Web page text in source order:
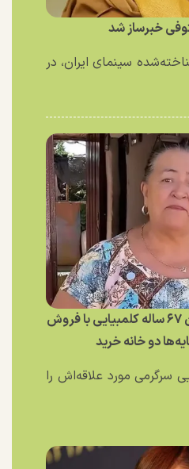
خبرساز شد
سینمای ایران، در
ملکه شایعه کلمبیا؛ زن ۶۷ ساله کلمبیایی با فروش
دو خانه خرید
سرگرمی مورد علاقه‌اش را